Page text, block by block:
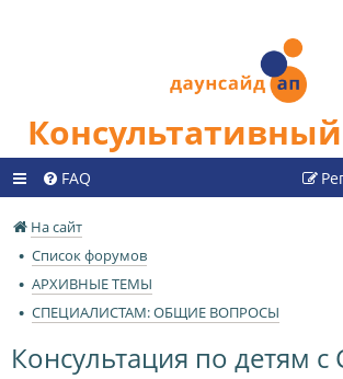
FAQ
На сайт
Список форумов
АРХИВНЫЕ ТЕМЫ
СПЕЦИАЛИСТАМ: ОБЩИЕ ВОПРОСЫ
Консультация по детям с